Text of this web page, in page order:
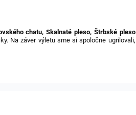
chatu, Skalnaté pleso, Štrbské pleso
Na záver výletu sme si spoločne ugrilovali,